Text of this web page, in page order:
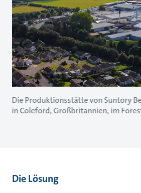
Die Produktionsstätte von Suntory
in Coleford, Großbritannien, im
Die Lösung